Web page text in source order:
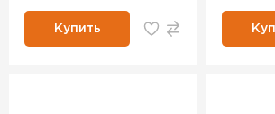
Купить